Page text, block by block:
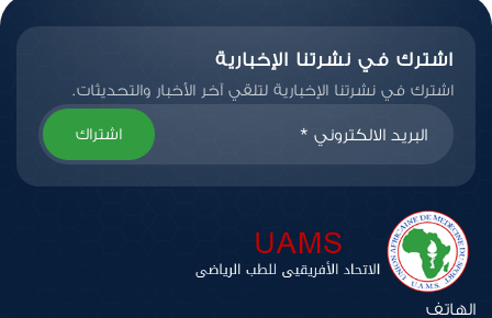
اشترك في نشرتنا الإخبارية
اشترك في نشرتنا الإخبارية لتلقي آخر الأخبار والتحديثات.
اشتراك
الهاتف